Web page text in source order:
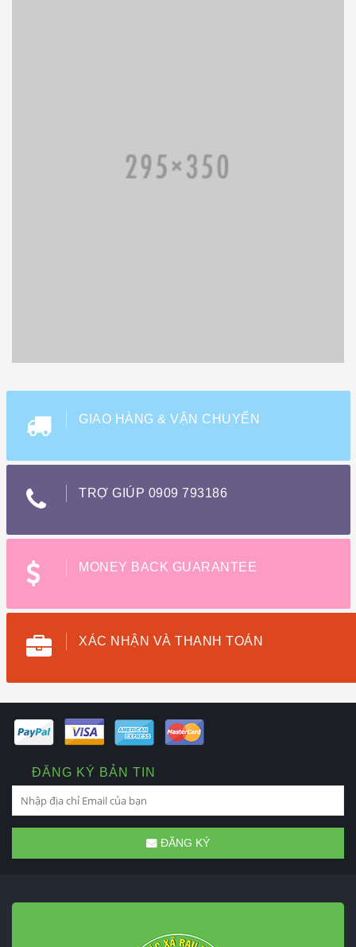
GIAO HÀNG & VẬN CHUYỂN
TRỢ GIÚP 0909 793186
MONEY BACK GUARANTEE
XÁC NHẬN VÀ THANH TOÁN
ĐĂNG KÝ BẢN TIN
ĐĂNG KÝ